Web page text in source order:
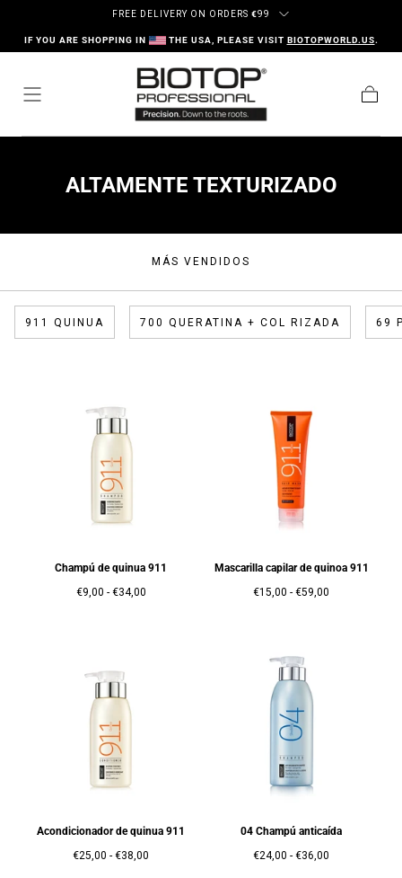
Ir al contenidoFREE DELIVERY ON ORDERS €99
IF YOU ARE SHOPPING IN THE USA, PLEASE VISIT BIOTOPWORLD.US.
COLECCIÓN:
ALTAMENTE TEXTURIZADO
MÁS VENDIDOS
911 QUINUA 700 QUERATINA + COL RIZADA 69
Champú de quinua 911
Precio
€9,00 - Precio
€34,00
Mascarilla capilar de quinoa 911
Precio
€15,00 - Precio
€59,00
Acondicionador de quinua 911
Precio
€25,00 - Precio
€38,00
04 Champú anticaída
Precio
€24,00 - Precio
€36,00